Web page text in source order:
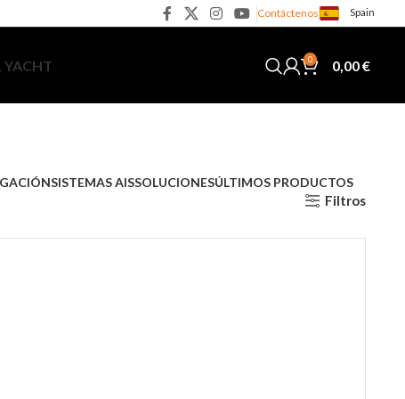
Contáctenos Spain
YACHT 0 0,00€
SISTEMAS AISSOLUCIONESÚLTIMOS PRODUCTOS
Filtros